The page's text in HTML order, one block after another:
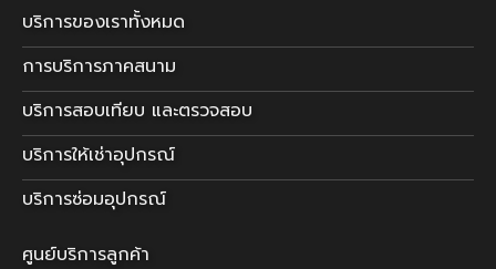
บริการของเราทั้งหมด
การบริการภาคสนาม
บริการสอบเทียบ และตรวจสอบ
บริการให้เช่าอุปกรณ์
บริการซ่อมอุปกรณ์
ศูนย์บริการลูกค้า